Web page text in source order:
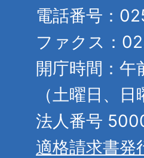
電話番号：
ファクス：
開庁時間：
（土曜日、
法人番号
適格請求書発